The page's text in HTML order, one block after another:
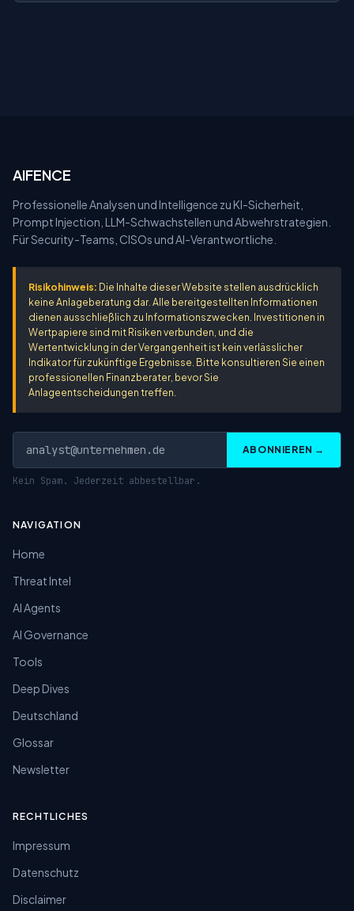
AIFENCE
Professionelle Analysen und Intelligence zu KI-Sicherheit,
Prompt Injection, LLM-Schwachstellen und Abwehrstrategien.
Für Security-Teams, CISOs und AI-Verantwortliche.
Risikohinweis: Die Inhalte dieser Website stellen ausdrücklich
keine Anlageberatung dar. Alle bereitgestellten Informationen
dienen ausschließlich zu Informationszwecken. Investitionen in
Wertpapiere sind mit Risiken verbunden, und die
Wertentwicklung in der Vergangenheit ist kein verlässlicher
Indikator für zukünftige Ergebnisse. Bitte konsultieren Sie einen
professionellen Finanzberater, bevor Sie
Anlageentscheidungen treffen.
ABONNIEREN →
Kein Spam. Jederzeit abbestellbar.
NAVIGATION
Home
Threat Intel
AI Agents
AI Governance
Tools
Deep Dives
Deutschland
Glossar
Newsletter
RECHTLICHES
Impressum
Datenschutz
Disclaimer